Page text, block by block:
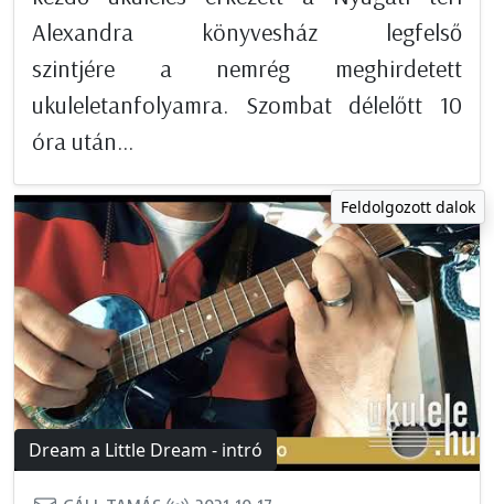
Alexandra könyvesház legfelső
szintjére a nemrég meghirdetett
ukuleletanfolyamra. Szombat délelőtt 10
óra után...
Feldolgozott dalok
Dream a Little Dream - intró